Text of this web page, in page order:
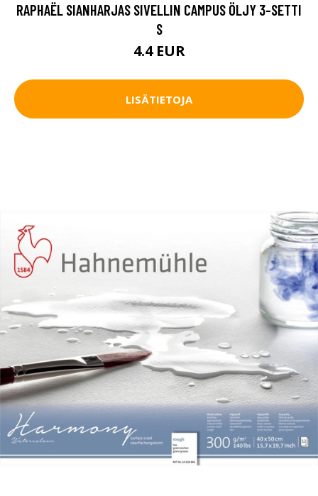
RAPHAËL SIANHARJAS SIVELLIN CAMPUS ÖLJY 3-SETTI
S
4.4 EUR
LISÄTIETOJA